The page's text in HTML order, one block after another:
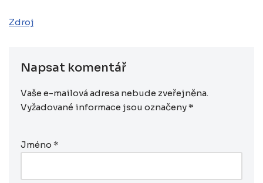
Zdroj
Napsat komentář
Vaše e-mailová adresa nebude zveřejněna.
Vyžadované informace jsou označeny *
Jméno *